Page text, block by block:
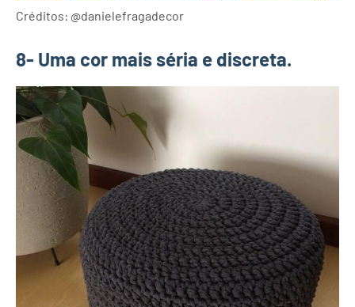
Créditos: @danielefragadecor
8- Uma cor mais séria e discreta.